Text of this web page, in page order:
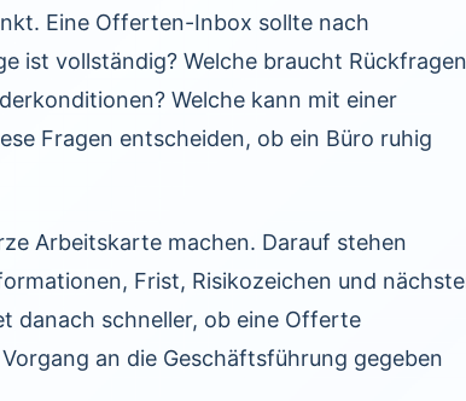
Eine Offerten-Inbox sollte nach
ist vollständig? Welche braucht
Welche kann mit einer
Fragen entscheiden, ob ein Büro ruhig
Arbeitskarte machen. Darauf stehen
Frist, Risikozeichen und
danach schneller, ob eine Offerte
an die Geschäftsführung gegeben